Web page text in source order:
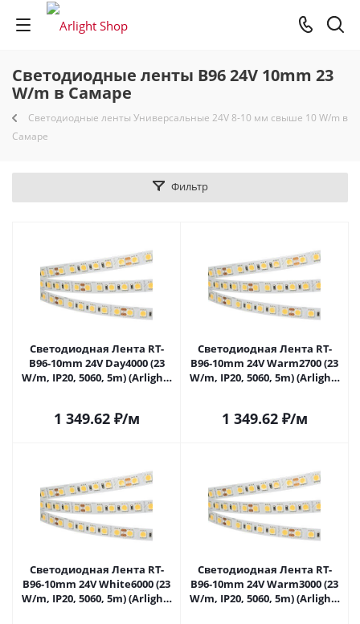
Светодиодные ленты B96 24V 10mm 23
W/m в Самаре
Светодиодные ленты Универсальные 24V 8-10 мм свыше 10 W/m в
Самаре
Фильтр
Светодиодная Лента RT-
B96-10mm 24V Day4000 (23
W/m, IP20, 5060, 5m) (Arlight,
1 349.62₽/м
Светодиодная Лента RT-
B96-10mm 24V Warm2700 (23
W/m, IP20, 5060, 5m) (Arlight,
1 349.62₽/м
Светодиодная Лента RT-
B96-10mm 24V White6000 (23
W/m, IP20, 5060, 5m) (Arlight,
Светодиодная Лента RT-
B96-10mm 24V Warm3000 (23
W/m, IP20, 5060, 5m) (Arlight,